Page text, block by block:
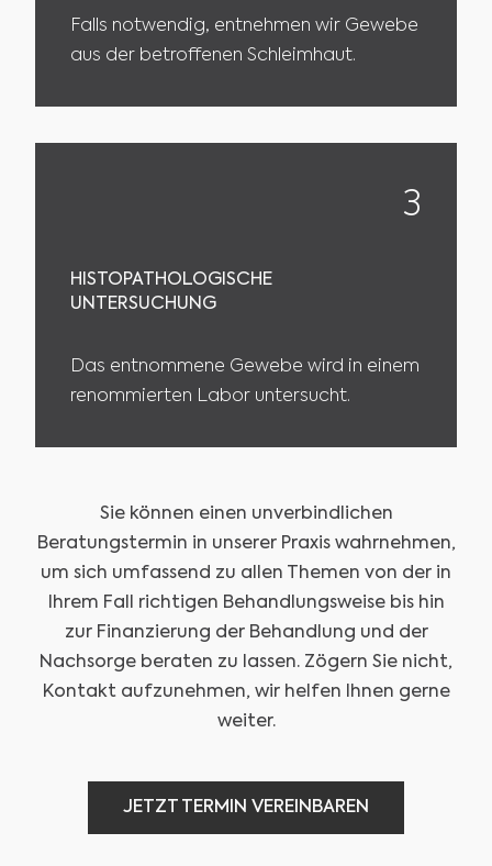
Falls notwendig, entnehmen wir Gewebe
aus der betroffenen Schleimhaut.
3
HISTOPATHOLOGISCHE
UNTERSUCHUNG
Das entnommene Gewebe wird in einem
renommierten Labor untersucht.
Sie können einen unverbindlichen
Beratungstermin in unserer Praxis wahrnehmen,
um sich umfassend zu allen Themen von der in
Ihrem Fall richtigen Behandlungsweise bis hin
zur Finanzierung der Behandlung und der
Nachsorge beraten zu lassen. Zögern Sie nicht,
Kontakt aufzunehmen, wir helfen Ihnen gerne
weiter.
JETZT TERMIN VEREINBAREN